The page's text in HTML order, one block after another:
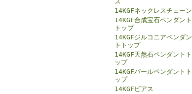
14KGFネックレスチェーン
14KGF合成宝石ペンダント
トップ
14KGFジルコニアペンダン
トトップ
14KGF天然石ペンダントト
ップ
14KGFパールペンダントト
ップ
14KGFピアス